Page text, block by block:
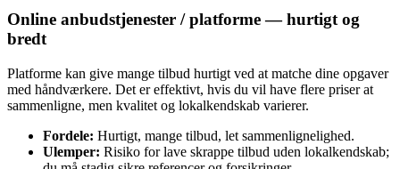
Online anbudstjenester / platforme — hurtigt og
bredt
Platforme kan give mange tilbud hurtigt ved at matche dine opgaver
med håndværkere. Det er effektivt, hvis du vil have flere priser at
sammenligne, men kvalitet og lokalkendskab varierer.
Fordele: Hurtigt, mange tilbud, let sammenlignelighed.
Ulemper: Risiko for lave skrappe tilbud uden lokalkendskab;